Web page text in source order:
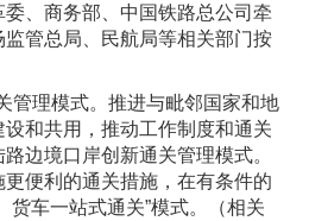
、商务部、中国铁路总公司牵
管总局、民航局等相关部门按
管理模式。推进与毗邻国家和地
和共用，推动工作制度和通关
边境口岸创新通关管理模式。
便利的通关措施，在有条件的
货车一站式通关”模式。（相关